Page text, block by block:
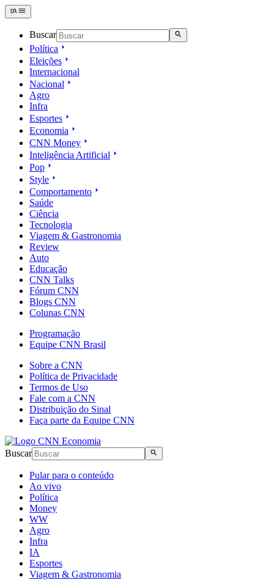
Buscar
Política
Eleições
Internacional
Nacional
Agro
Infra
Esportes
Economia
CNN Money
Inteligência Artificial
Pop
Style
Comportamento
Saúde
Ciência
Tecnologia
Viagem & Gastronomia
Review
Auto
Educação
CNN Talks
Fórum CNN
Blogs CNN
Colunas CNN
Programação
Equipe CNN Brasil
Sobre a CNN
Política de Privacidade
Termos de Uso
Fale com a CNN
Distribuição do Sinal
Faça parte da Equipe CNN
Buscar
Pular para o conteúdo
Ao vivo
Política
Money
WW
Agro
Infra
IA
Esportes
Viagem & Gastronomia